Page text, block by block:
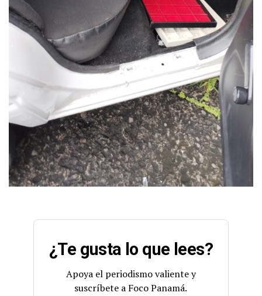
¿Te gusta lo que lees?
Apoya el periodismo valiente y
suscríbete a Foco Panamá.